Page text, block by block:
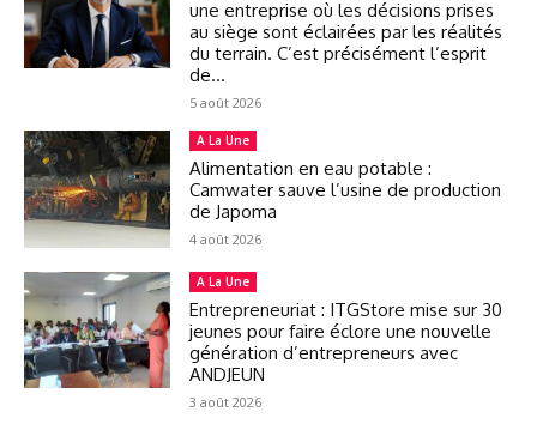
une entreprise où les décisions prises
au siège sont éclairées par les réalités
du terrain. C’est précisément l’esprit
de...
5 août 2026
A La Une
Alimentation en eau potable :
Camwater sauve l’usine de production
de Japoma
4 août 2026
A La Une
Entrepreneuriat : ITGStore mise sur 30
jeunes pour faire éclore une nouvelle
génération d’entrepreneurs avec
ANDJEUN
3 août 2026